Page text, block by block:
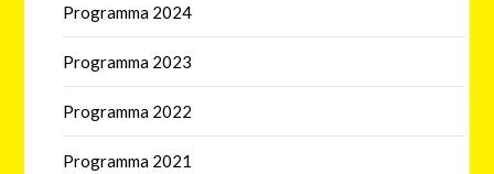
Programma 2024
Programma 2023
Programma 2022
Programma 2021